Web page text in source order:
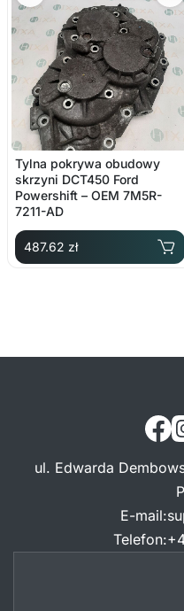
Tylna pokrywa obudowy
skrzyni DCT450 Ford
Powershift – OEM 7M5R-
7211-AD
487.62 zł
ul. Edwarda
E-mail:
Telefon: